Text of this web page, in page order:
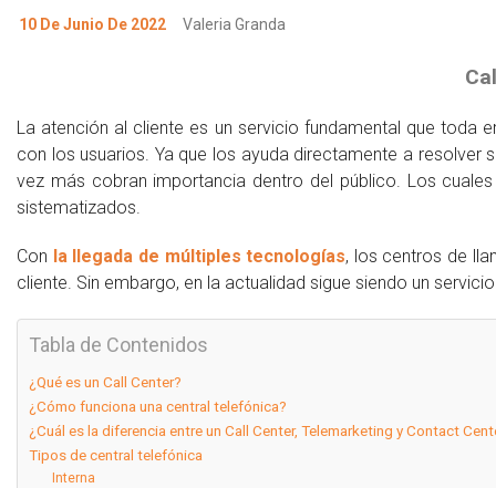
10 De Junio De 2022 Valeria Granda
La atención al cliente es un servicio fundamental que toda
con los usuarios. Ya que los ayuda directamente a resolver
vez más cobran importancia dentro del público. Los
sistematizados.
Con la llegada de múltiples tecnologías, los centros de
cliente. Sin embargo, en la actualidad sigue siendo un
Tabla de Contenidos
¿Qué es un Call Center?
¿Cómo funciona una central telefónica?
¿Cuál es la diferencia entre un Call Center, Telemarketing y Contact
Tipos de central telefónica
Interna